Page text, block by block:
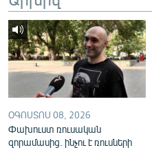
English
Русский
ՀԵՏԵՎԵՔ ՄԵԶ
ՕԳՈՍՏՈՍ 08, 2026
Փախուստ ռուսական
զորամասից. ինչու է ռուսների